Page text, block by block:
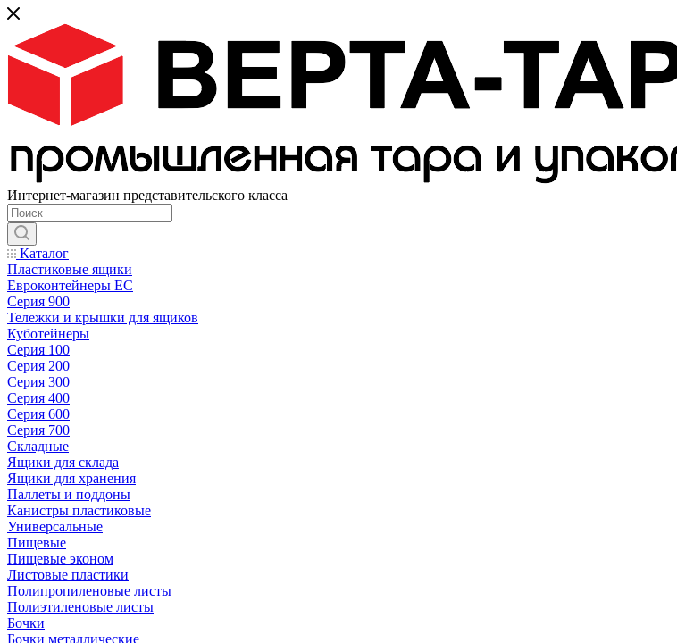
Интернет-магазин представительского класса
Каталог
Пластиковые ящики
Евроконтейнеры ЕС
Серия 900
Тележки и крышки для ящиков
Куботейнеры
Серия 100
Серия 200
Серия 300
Серия 400
Серия 600
Серия 700
Складные
Ящики для склада
Ящики для хранения
Паллеты и поддоны
Канистры пластиковые
Универсальные
Пищевые
Пищевые эконом
Листовые пластики
Полипропиленовые листы
Полиэтиленовые листы
Бочки
Бочки металлические